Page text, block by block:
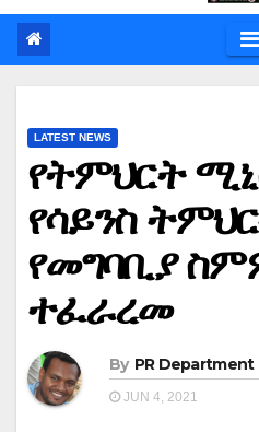
LATEST NEWS
የትምህርት
የሳይንስ
የመግባቢያ
ተፈራረመ
By PR Department
JUN 4, 2021